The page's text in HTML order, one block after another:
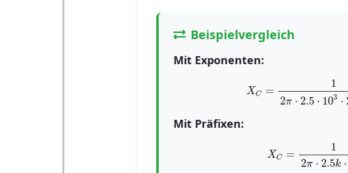
Beispielvergleich
Mit Exponenten:
XC =
1
2π ⋅ 2.5 ⋅ 103 ⋅
⋅22
Mit Präfixen:
XC =
1
2π ⋅ 2.5k ⋅
k⋅